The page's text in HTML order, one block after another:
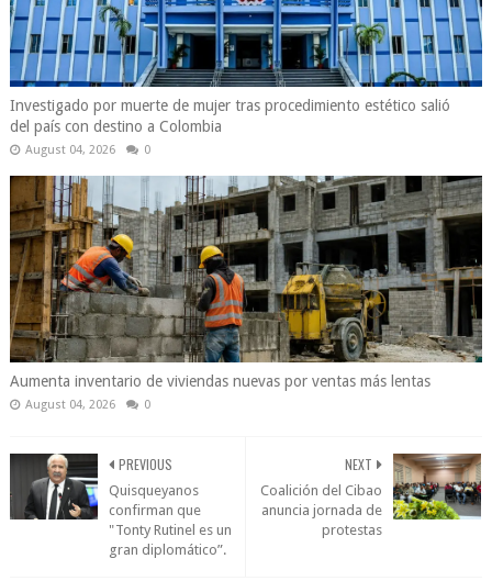
Investigado por muerte de mujer tras procedimiento estético salió
del país con destino a Colombia
August 04, 2026 0
Aumenta inventario de viviendas nuevas por ventas más lentas
August 04, 2026 0
NEXT
Coalición del Cibao
anuncia jornada de
protestas
PREVIOUS
Quisqueyanos
confirman que
"Tonty Rutinel es un
gran diplomático”.